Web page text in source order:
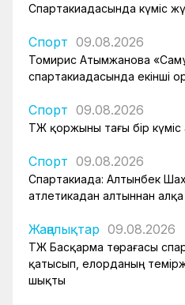
Спартакиадасында күміс
Спорт 09.08.2026
Томирис Атымжанова
спартакиадасында екінші
Спорт 09.08.2026
ҚТЖ қоржыны тағы бір
Спорт 09.08.2026
Спартакиада: Алтынбек
атлетикадан алтыннан
Жаңалықтар 09.08.2026
ҚТЖ Басқарма төрағасы
қатысып, елорданың
шықты